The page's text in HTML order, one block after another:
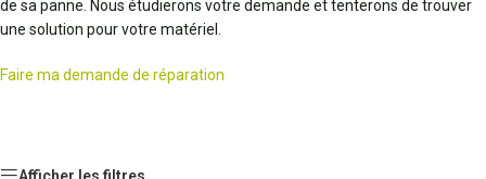
de sa panne. Nous étudierons votre demande et tenterons de trouver
une solution pour votre matériel.
Faire ma demande de réparation